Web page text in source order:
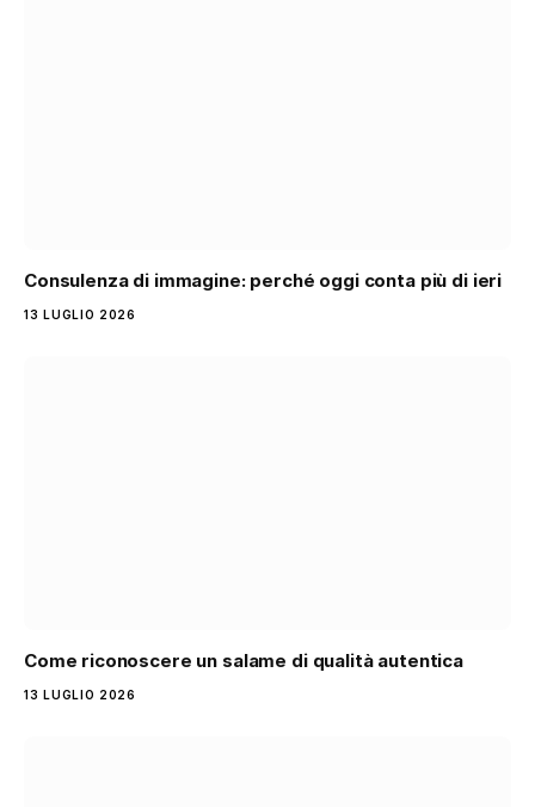
Consulenza di immagine: perché oggi conta più di ieri
13 LUGLIO 2026
Come riconoscere un salame di qualità autentica
13 LUGLIO 2026